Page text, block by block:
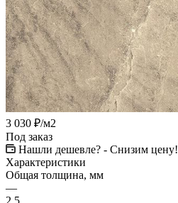
3 030 ₽/м2
Под заказ
Нашли дешевле? - Снизим цену!
Характеристики
Общая толщина, мм
—
2,5